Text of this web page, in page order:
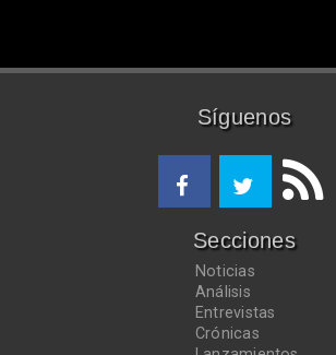
Síguenos
Secciones
Noticias
Análisis
Entrevistas
Crónicas